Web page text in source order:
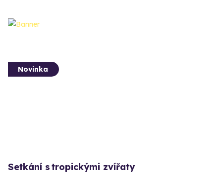
Novinka
Setkání s tropickými zvířaty